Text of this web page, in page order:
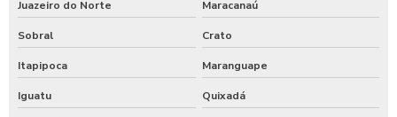
Juazeiro do Norte Maracanaú
Sobral Crato
Itapipoca Maranguape
Iguatu Quixadá